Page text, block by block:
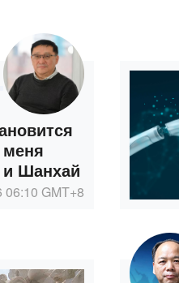
Шанхай
06:10 GMT+8